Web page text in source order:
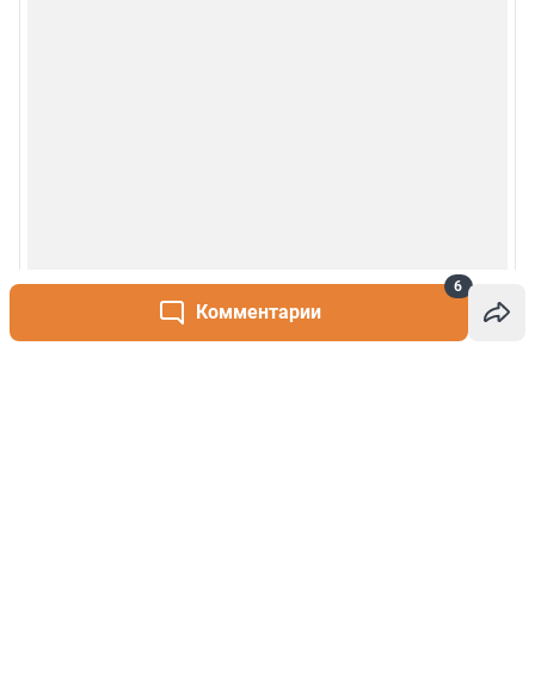
Комментарии
6